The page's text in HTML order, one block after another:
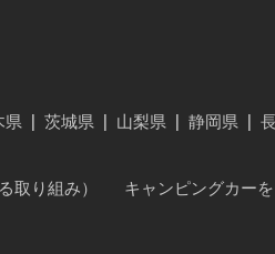
県 茨城県 山梨県 静岡県
取り組み）
キャンピングカー